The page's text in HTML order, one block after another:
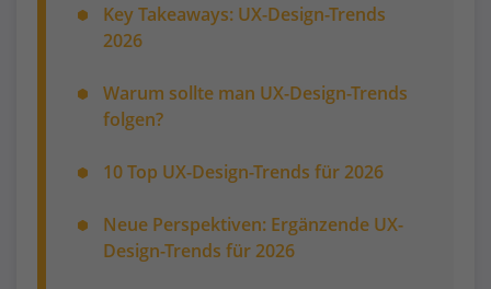
Key Takeaways: UX-Design-Trends
2026
Warum sollte man UX-Design-Trends
folgen?
10 Top UX-Design-Trends für 2026
Neue Perspektiven: Ergänzende UX-
Design-Trends für 2026